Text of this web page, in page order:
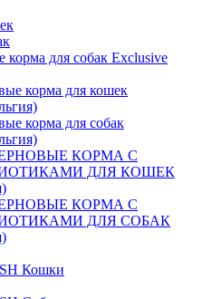
корма для собак Exclusive
корма для кошек
корма для собак
КОРМА С
ДЛЯ КОШЕК
КОРМА С
ДЛЯ СОБАК
Кошки